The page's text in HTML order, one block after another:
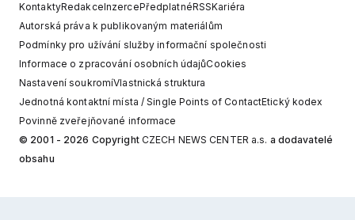
KontaktyRedakceInzercePředplatnéRSSKariéra
Autorská práva k publikovaným materiálům
Podmínky pro užívání služby informační společnosti
Informace o zpracování osobních údajůCookies
Nastavení soukromíVlastnická struktura
Jednotná kontaktní místa / Single Points of ContactEtický kodex
Povinně zveřejňované informace
© 2001 - 2026 Copyright CZECH NEWS CENTER a.s. a dodavatelé
obsahu